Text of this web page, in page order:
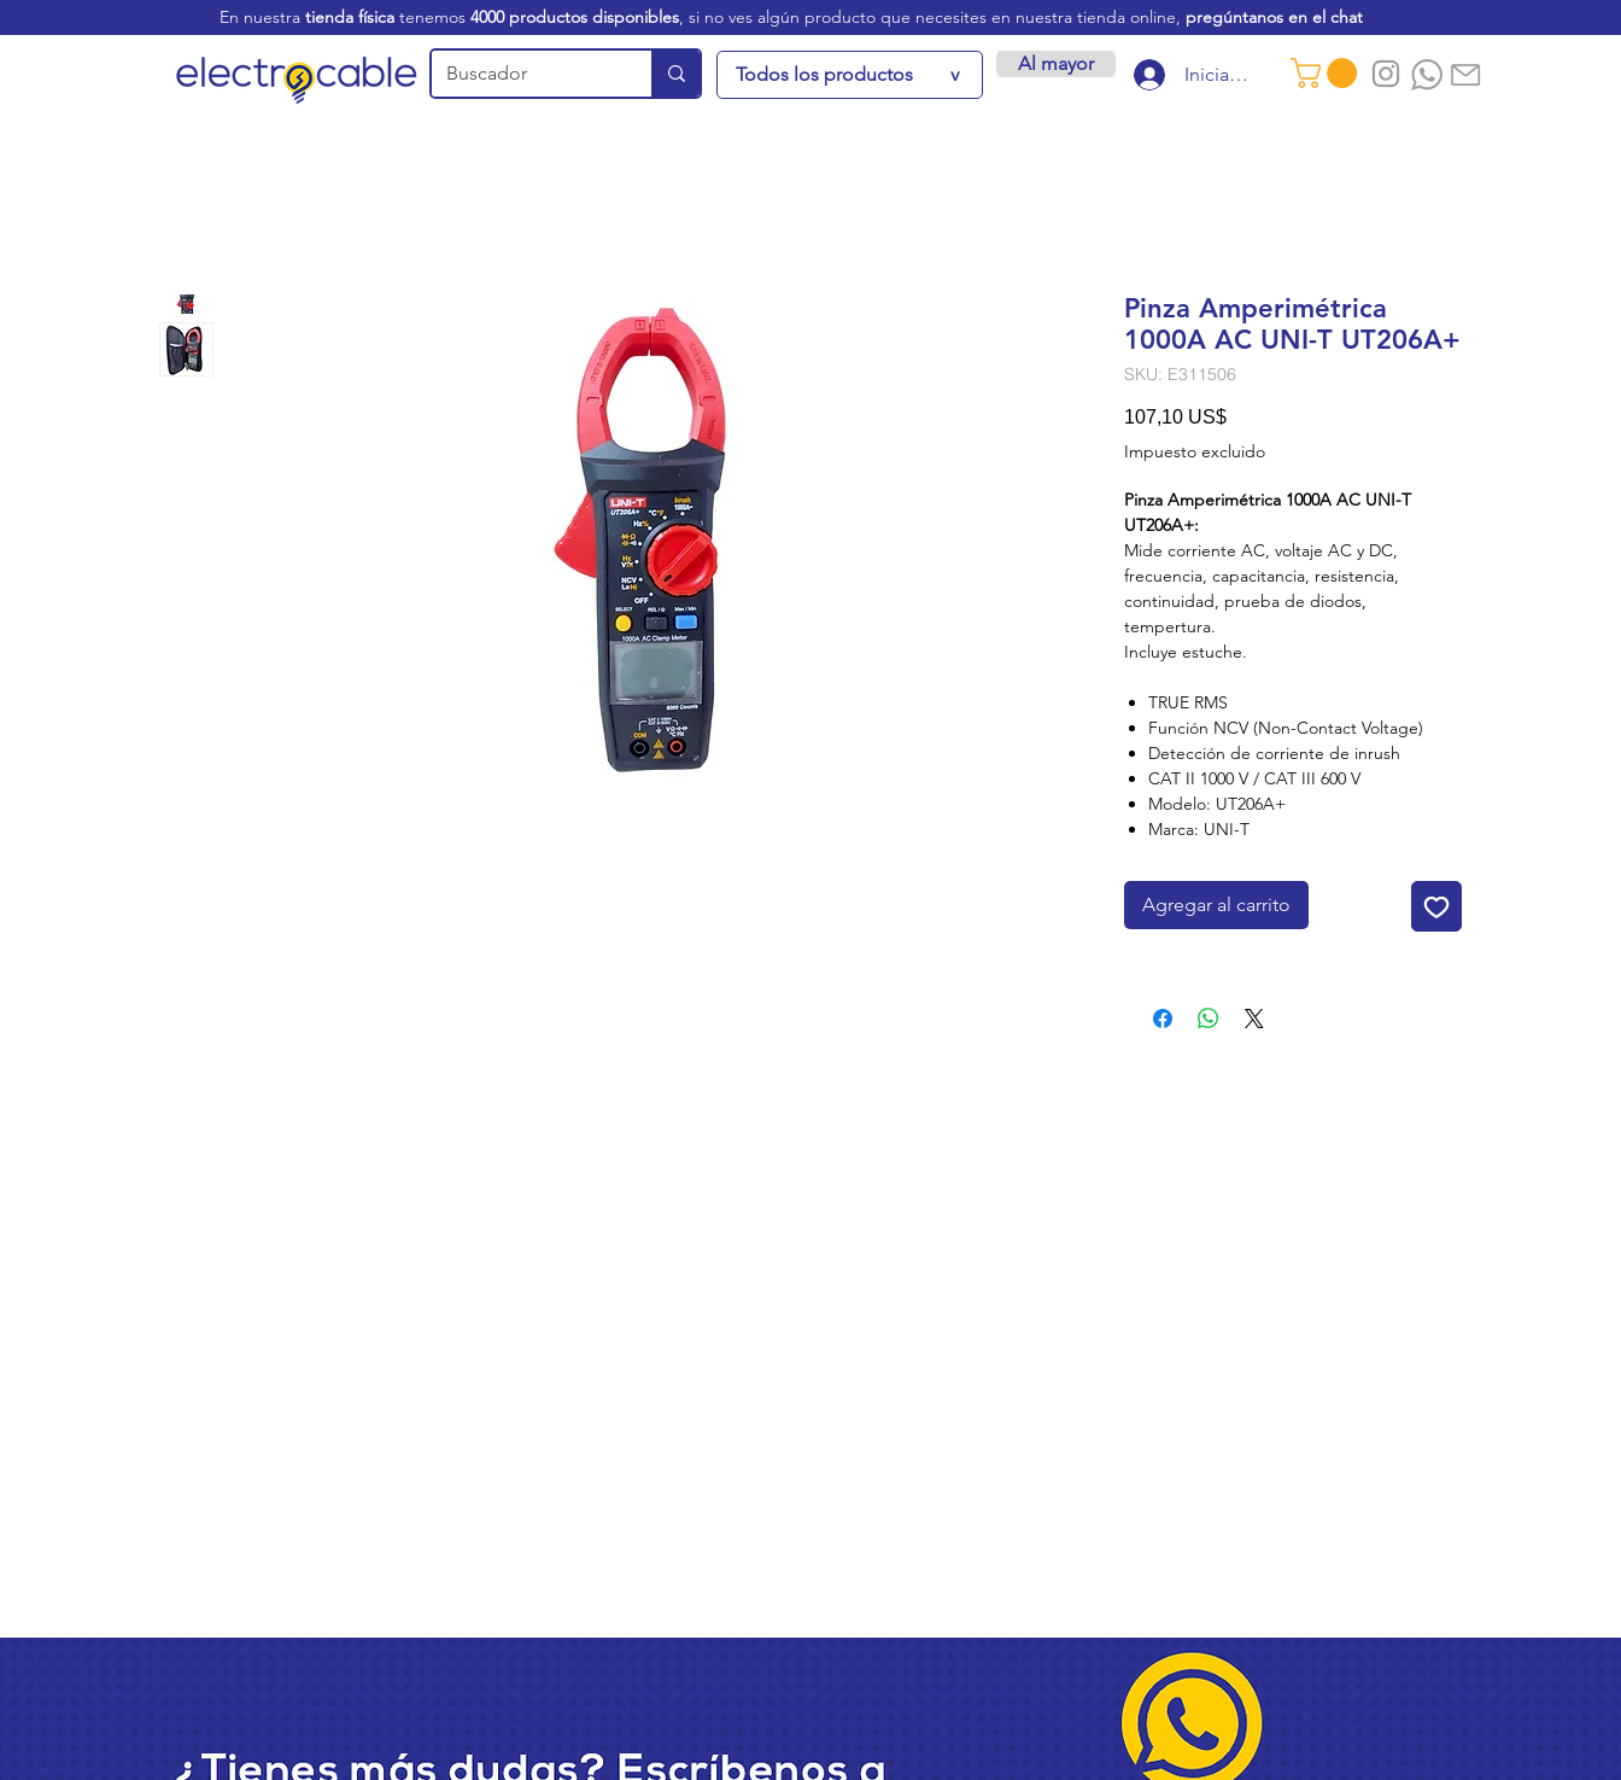
En nuestra tienda física tenemos 4000 productos disponibles, si no ves algún producto que necesites en nuestra tienda online, pregúntanos en el chat
Todos los productos v Al mayor Iniciar sesión
Pinza Amperimétrica
1000A AC UNI-T UT206A+
SKU: E311506
107,10 US$Precio
Impuesto excluido
Pinza Amperimétrica 1000A AC UNI-T
UT206A+:
Mide corriente AC, voltaje AC y DC,
frecuencia, capacitancia, resistencia,
continuidad, prueba de diodos,
tempertura.
Incluye estuche.
TRUE RMS
Función NCV (Non-Contact Voltage)
Detección de corriente de inrush
CAT II 1000 V / CAT III 600 V
Modelo: UT206A+
Marca: UNI-T
Agregar al carrito